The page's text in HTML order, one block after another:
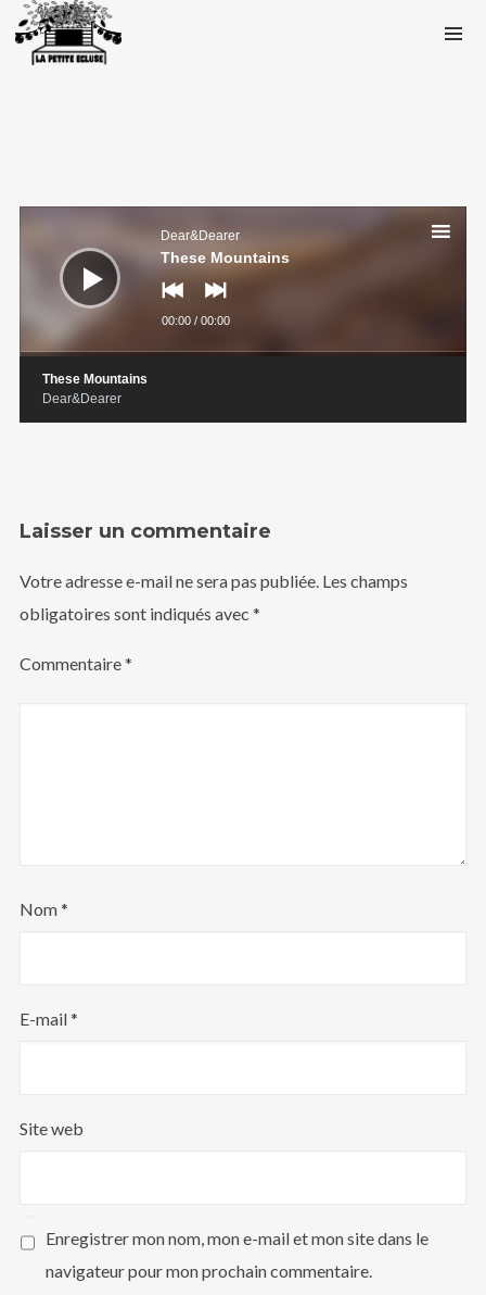
Lecteur
Dear&Dearer
These Mountains
00:00/ 00:00
These Mountains
Dear&Dearer
Laisser un commentaire
Votre adresse e-mail ne sera pas publiée. Les champs
obligatoires sont indiqués avec *
Commentaire*
Nom*
E-mail*
Site web
Enregistrer mon nom, mon e-mail et mon site dans le
navigateur pour mon prochain commentaire.